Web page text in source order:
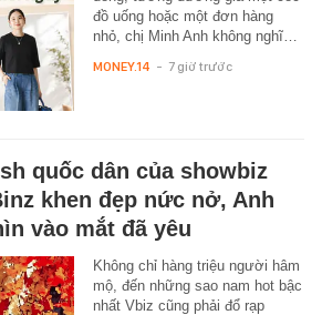
đồ uống hoặc một đơn hàng
nhỏ, chị Minh Anh không nghĩ…
MONEY.14 - 7 giờ trước
quốc dân của showbiz
khen đẹp nức nở, Anh
vào mắt đã yêu
Không chỉ hàng triệu người hâm
mộ, đến những sao nam hot bậc
nhất Vbiz cũng phải đổ rạp